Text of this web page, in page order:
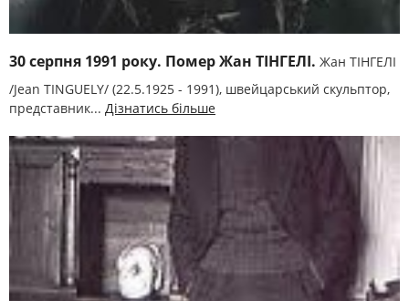
30 серпня 1991 року. Помер Жан ТІНГЕЛІ. Жан ТІНГЕЛІ
/Jean TINGUELY/ (22.5.1925 - 1991), швейцарський скульптор,
представник... Дізнатись більше